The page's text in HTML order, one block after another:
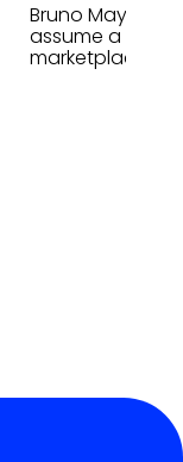
Bruno Mayer
assume a
marketplace